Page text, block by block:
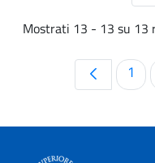
Mostrati 13 - 13 su 13
1